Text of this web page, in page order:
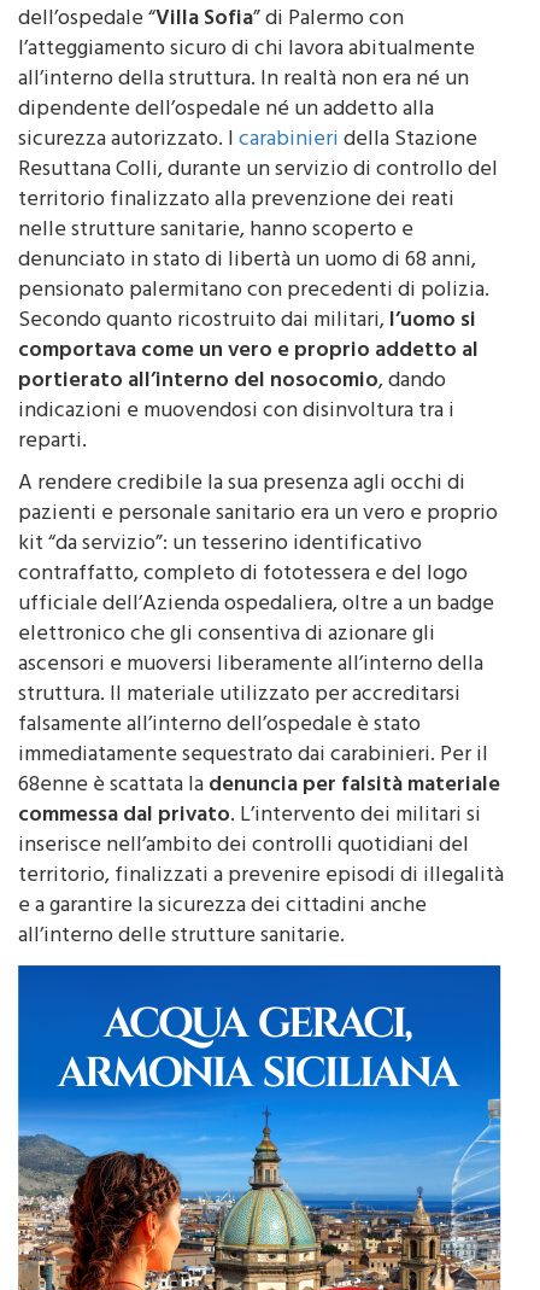
Si muoveva tra i corridoi del Pronto Soccorso
dell’ospedale “Villa Sofia” di Palermo con
l’atteggiamento sicuro di chi lavora abitualmente
all’interno della struttura. In realtà non era né un
dipendente dell’ospedale né un addetto alla
sicurezza autorizzato. Icarabinieridella Stazione
Resuttana Colli, durante un servizio di controllo del
territorio finalizzato alla prevenzione dei reati
nelle strutture sanitarie, hanno scoperto e
denunciato in stato di libertà un uomo di 68 anni,
pensionato palermitano con precedenti di polizia.
Secondo quanto ricostruito dai militari,l’uomo si
comportava come un vero e proprio addetto al
portierato all’interno del nosocomio, dando
indicazioni e muovendosi con disinvoltura tra i
reparti.
A rendere credibile la sua presenza agli occhi di
pazienti e personale sanitario era un vero e proprio
kit “da servizio”: un tesserino identificativo
contraffatto, completo di fototessera e del logo
ufficiale dell’Azienda ospedaliera, oltre a un badge
elettronico che gli consentiva di azionare gli
ascensori e muoversi liberamente all’interno della
struttura. Il materiale utilizzato per accreditarsi
falsamente all’interno dell’ospedale è stato
immediatamente sequestrato dai carabinieri. Per il
68enne è scattata ladenuncia per falsità materiale
commessa dal privato. L’intervento dei militari si
inserisce nell’ambito dei controlli quotidiani del
territorio, finalizzati a prevenire episodi di illegalità
e a garantire la sicurezza dei cittadini anche
all’interno delle strutture sanitarie.